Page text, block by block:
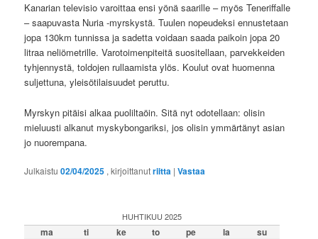
Kanarian televisio varoittaa ensi yönä saarille – myös Teneriffalle
– saapuvasta Nuria -myrskystä. Tuulen nopeudeksi ennustetaan
jopa 130km tunnissa ja sadetta voidaan saada paikoin jopa 20
litraa neliömetrille. Varotoimenpiteitä suositellaan, parvekkeiden
tyhjennystä, toldojen rullaamista ylös. Koulut ovat huomenna
suljettuna, yleisötilaisuudet peruttu.
Myrskyn pitäisi alkaa puoliltaöin. Sitä nyt odotellaan: olisin
mieluusti alkanut myskybongariksi, jos olisin ymmärtänyt asian
jo nuorempana.
Julkaistu02/04/2025 , kirjoittanutriitta |Vastaa
HUHTIKUU 2025
ma ti ke to pe la su